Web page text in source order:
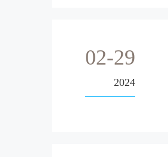
02-29
2024